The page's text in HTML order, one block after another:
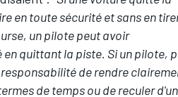
en toute sécurité et sans en
un pilote peut avoir
quittant la piste. Si un pilote,
de rendre
de temps ou de reculer